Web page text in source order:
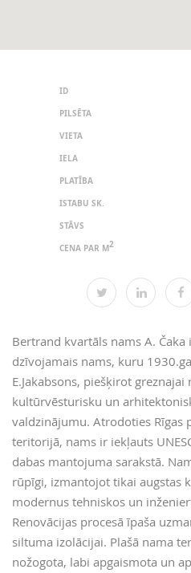
ID
PILSĒTA
VIETA
IELA
PLATĪBA
ISTABU SK.
STĀVS
CENA PAR M2
Bertrand kvartāls nams A.
dzīvojamais nams, kuru
E.Jakabsons, piešķirot
kultūrvēsturisku un
valdzinājumu. Atrodoties Rīgas
teritorijā, nams ir iekļauts
dabas mantojuma sarakstā.
rūpīgi, izmantojot tikai augstas
modernus tehniskos un
Renovācijas procesā īpaša
siltuma izolācijai. Plašā nama
nožogota, labi apgaismota un